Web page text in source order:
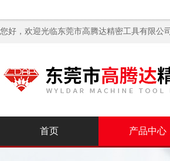
您好，欢迎光临东莞市高腾达精密工具有限公司
首页 产品中心